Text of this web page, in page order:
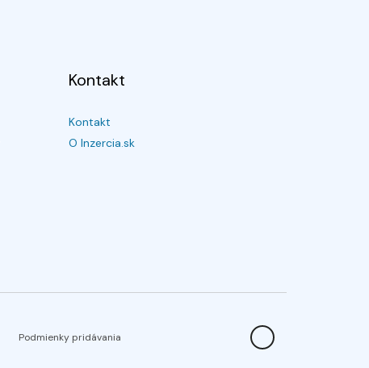
Kontakt
Kontakt
O Inzercia.sk
Podmienky pridávania